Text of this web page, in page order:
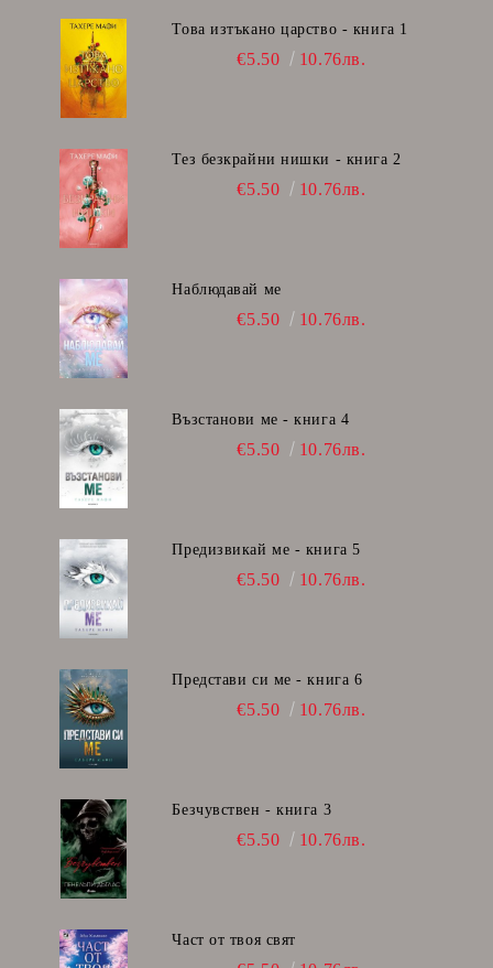
Това изтъкано царство - книга 1
€5.50 10.76лв.
Тез безкрайни нишки - книга 2
€5.50 10.76лв.
Наблюдавай ме
€5.50 10.76лв.
Възстанови ме - книга 4
€5.50 10.76лв.
Предизвикай ме - книга 5
€5.50 10.76лв.
Представи си ме - книга 6
€5.50 10.76лв.
Безчувствен - книга 3
€5.50 10.76лв.
Част от твоя свят